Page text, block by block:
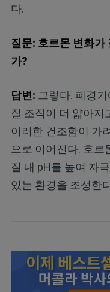
다.
질문: 호르몬 변화가
가?
답변: 그렇다. 폐경
질 조직이 더 얇아지
이러한 건조함이 가
으로 이어진다. 호르
질 내 pH를 높여 자
있는 환경을 조성한